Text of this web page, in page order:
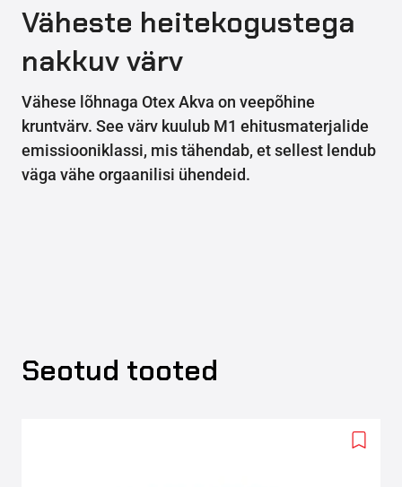
Väheste heitekogustega
nakkuv värv
Vähese lõhnaga Otex Akva on veepõhine
kruntvärv. See värv kuulub M1 ehitusmaterjalide
emissiooniklassi, mis tähendab, et sellest lendub
väga vähe orgaanilisi ühendeid.
Seotud tooted
Add